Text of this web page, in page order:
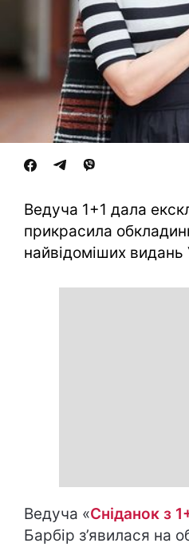
Ведуча 1+1 дала
прикрасила
найвідоміших видань
Ведуча «Сніданок з
Барбір з’явилася на